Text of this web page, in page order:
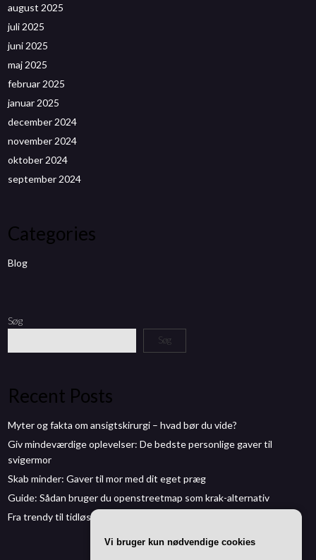
august 2025
juli 2025
juni 2025
maj 2025
februar 2025
januar 2025
december 2024
november 2024
oktober 2024
september 2024
Categories
Blog
Søg
Søg
Recent Posts
Myter og fakta om ansigtskirurgi – hvad bør du vide?
Giv mindeværdige oplevelser: De bedste personlige gaver til
svigermor
Skab minder: Gaver til mor med dit eget præg
Guide: Sådan bruger du openstreetmap som krak-alternativ
Fra trendy til tidløst: Vejles frisører fortæller om årets hårmoden
Vi bruger kun nødvendige cookies